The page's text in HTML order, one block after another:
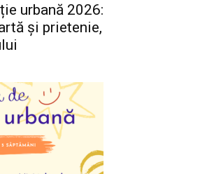
urbană 2026:
și prietenie,